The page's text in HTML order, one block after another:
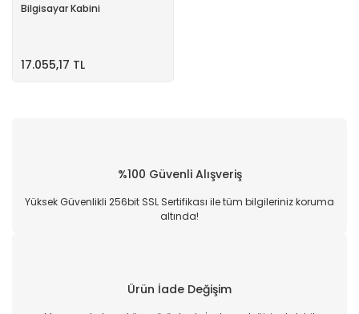
Bilgisayar Kabini
17.055,17 TL
%100 Güvenli Alışveriş
Yüksek Güvenlikli 256bit SSL Sertifikası ile tüm bilgileriniz koruma
altında!
Ürün İade Değişim